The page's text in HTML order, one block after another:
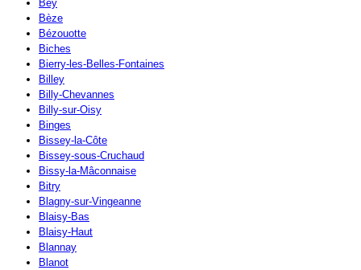
Bey
Bèze
Bézouotte
Biches
Bierry-les-Belles-Fontaines
Billey
Billy-Chevannes
Billy-sur-Oisy
Binges
Bissey-la-Côte
Bissey-sous-Cruchaud
Bissy-la-Mâconnaise
Bitry
Blagny-sur-Vingeanne
Blaisy-Bas
Blaisy-Haut
Blannay
Blanot